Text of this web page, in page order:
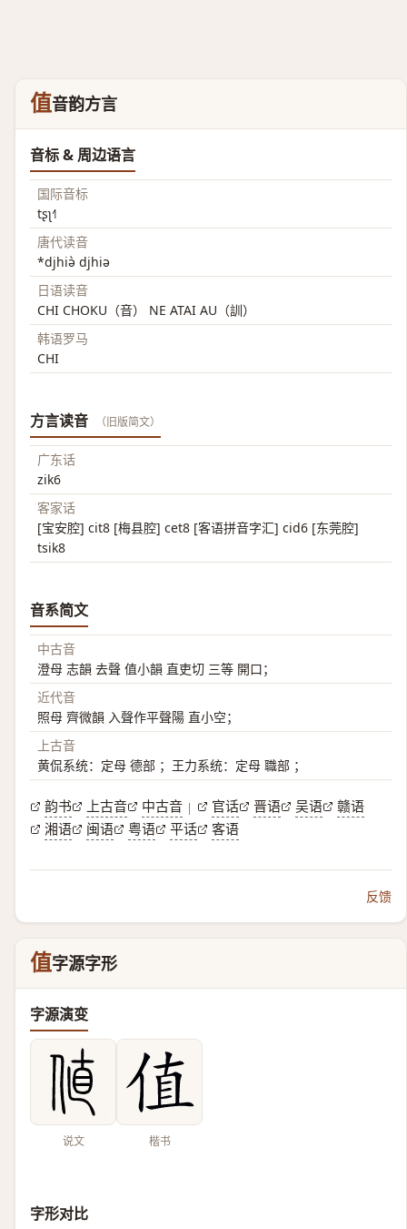
值音韵方言
音标 & 周边语言
国际音标
tʂʅ˧˥
唐代读音
*djhiə̀ djhiə
日语读音
CHI CHOKU（音） NE ATAI AU（訓）
韩语罗马
CHI
方言读音 （旧版简文）
广东话
zik6
客家话
[宝安腔] cit8 [梅县腔] cet8 [客语拼音字汇] cid6 [东莞腔]
tsik8
音系简文
中古音
澄母 志韻 去聲 值小韻 直吏切 三等 開口；
近代音
照母 齊微韻 入聲作平聲陽 直小空；
上古音
黄侃系统：定母 德部 ；王力系统：定母 職部 ；
韵书 上古音 中古音 | 官话 晋语 吴语
赣语
湘语
闽语 粤语 平话 客语
反馈
值字源字形
字源演变
说文 楷书
字形对比